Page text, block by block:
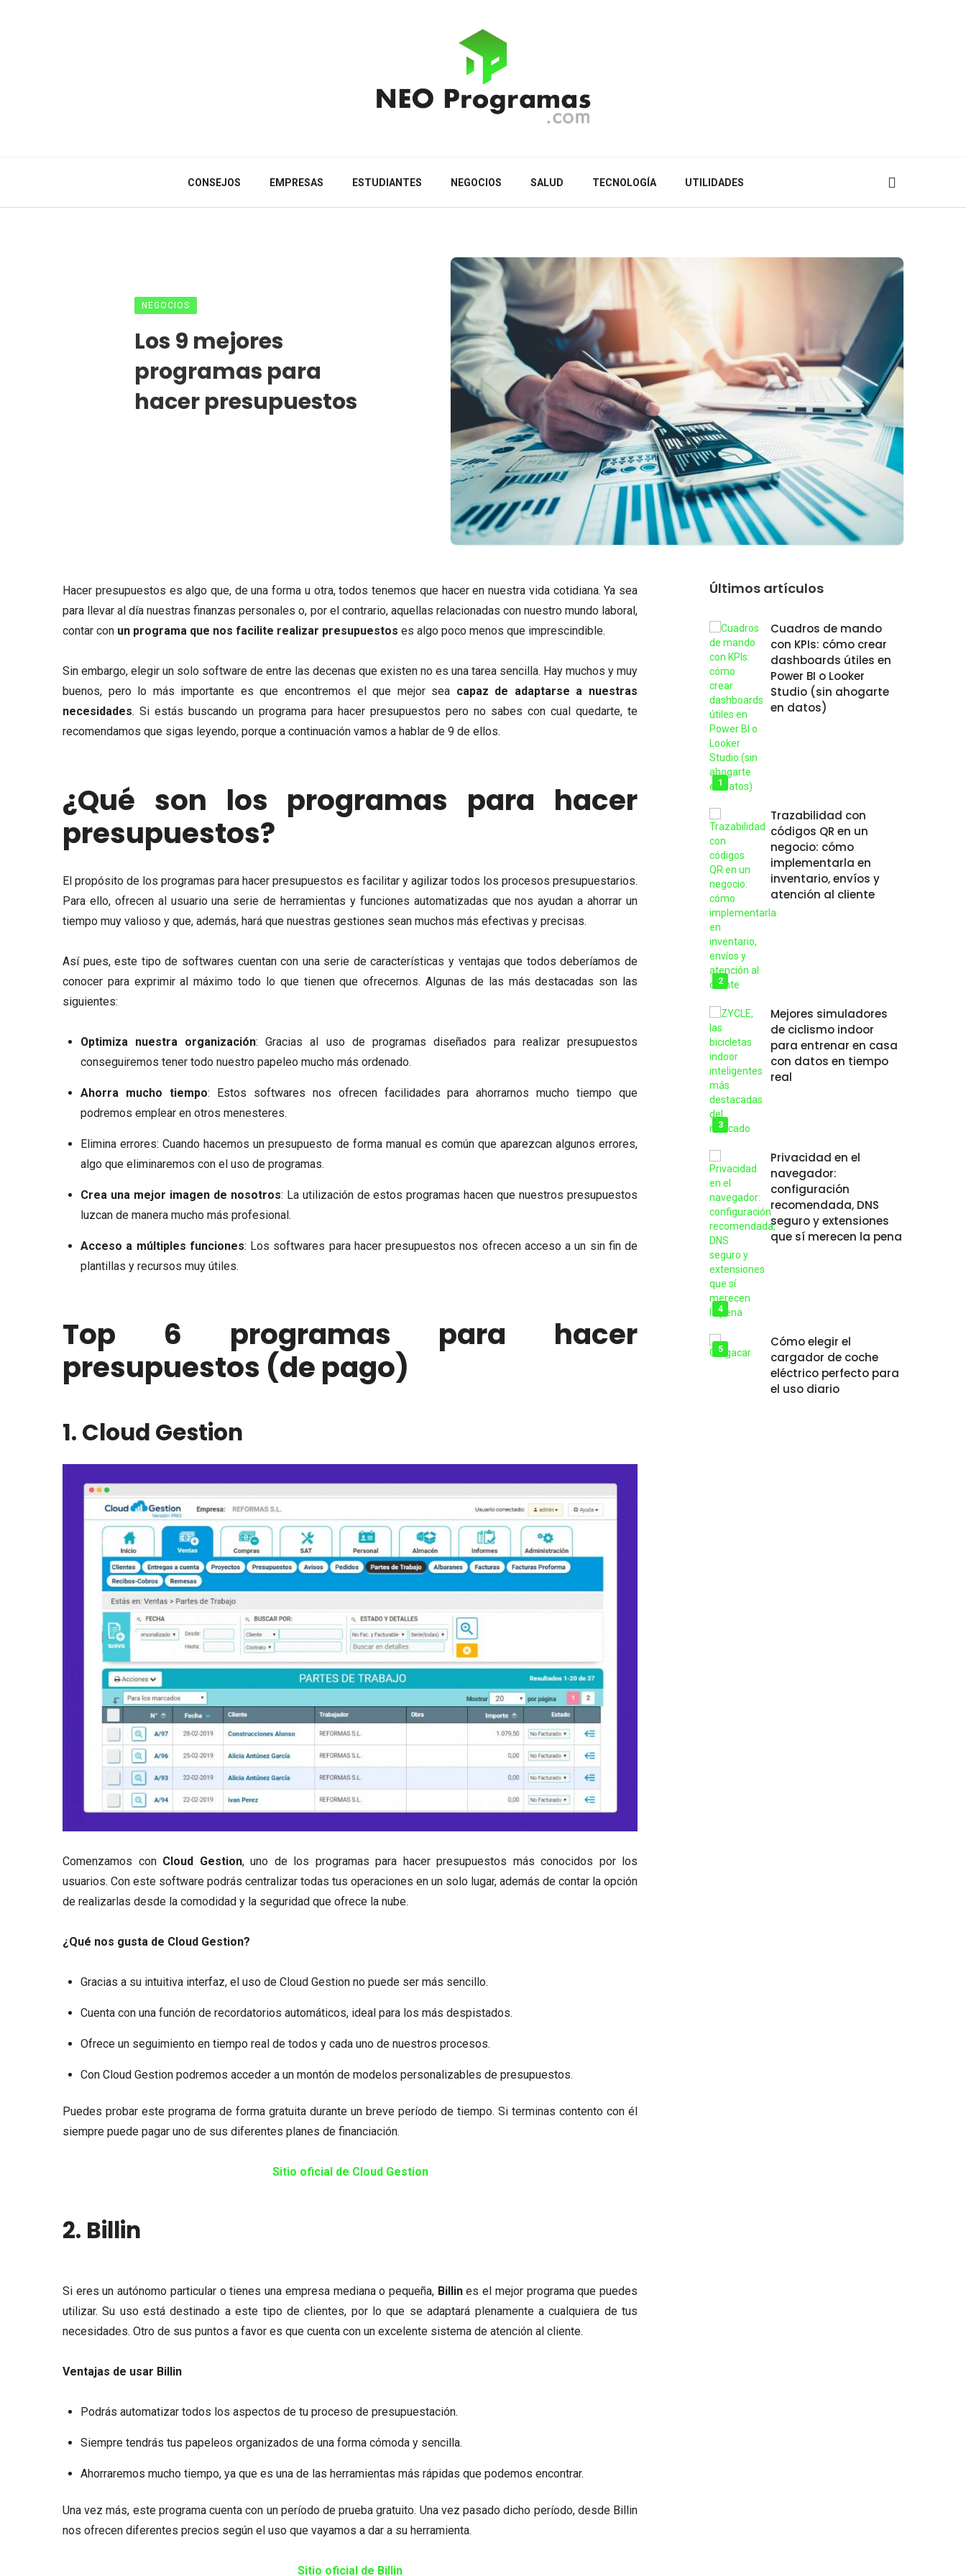
CONSEJOS EMPRESAS ESTUDIANTES NEGOCIOS SALUD TECNOLOGÍA UTILIDADES
NEGOCIOS
Los 9 mejores
programas para
hacer presupuestos
Hacer presupuestos es algo que, de una forma u otra, todos tenemos que hacer en nuestra vida cotidiana. Ya sea
para llevar al día nuestras finanzas personales o, por el contrario, aquellas relacionadas con nuestro mundo laboral,
contar con un programa que nos facilite realizar presupuestos es algo poco menos que imprescindible.
Sin embargo, elegir un solo software de entre las decenas que existen no es una tarea sencilla. Hay muchos y muy
buenos, pero lo más importante es que encontremos el que mejor sea capaz de adaptarse a nuestras
necesidades. Si estás buscando un programa para hacer presupuestos pero no sabes con cual quedarte, te
recomendamos que sigas leyendo, porque a continuación vamos a hablar de 9 de ellos.
¿Qué son los programas para hacer
presupuestos?
El propósito de los programas para hacer presupuestos es facilitar y agilizar todos los procesos presupuestarios.
Para ello, ofrecen al usuario una serie de herramientas y funciones automatizadas que nos ayudan a ahorrar un
tiempo muy valioso y que, además, hará que nuestras gestiones sean muchos más efectivas y precisas.
Así pues, este tipo de softwares cuentan con una serie de características y ventajas que todos deberíamos de
conocer para exprimir al máximo todo lo que tienen que ofrecernos. Algunas de las más destacadas son las
siguientes:
Optimiza nuestra organización: Gracias al uso de programas diseñados para realizar presupuestos
conseguiremos tener todo nuestro papeleo mucho más ordenado.
Ahorra mucho tiempo: Estos softwares nos ofrecen facilidades para ahorrarnos mucho tiempo que
podremos emplear en otros menesteres.
Elimina errores: Cuando hacemos un presupuesto de forma manual es común que aparezcan algunos errores,
algo que eliminaremos con el uso de programas.
Crea una mejor imagen de nosotros: La utilización de estos programas hacen que nuestros presupuestos
luzcan de manera mucho más profesional.
Acceso a múltiples funciones: Los softwares para hacer presupuestos nos ofrecen acceso a un sin fin de
plantillas y recursos muy útiles.
Top 6 programas para hacer
presupuestos (de pago)
1. Cloud Gestion
Comenzamos conCloud Gestion, uno de los programas para hacer presupuestos más conocidos por los
usuarios. Con este software podrás centralizar todas tus operaciones en un solo lugar, además de contar la opción
de realizarlas desde la comodidad y la seguridad que ofrece la nube.
¿Qué nos gusta de Cloud Gestion?
Gracias a su intuitiva interfaz, el uso de Cloud Gestion no puede ser más sencillo.
Cuenta con una función de recordatorios automáticos, ideal para los más despistados.
Ofrece un seguimiento en tiempo real de todos y cada uno de nuestros procesos.
Con Cloud Gestion podremos acceder a un montón de modelos personalizables de presupuestos.
Puedes probar este programa de forma gratuita durante un breve período de tiempo. Si terminas contento con él
siempre puede pagar uno de sus diferentes planes de financiación.
Sitio oficial de Cloud Gestion
2. Billin
Si eres un autónomo particular o tienes una empresa mediana o pequeña, Billines el mejor programa que puedes
utilizar. Su uso está destinado a este tipo de clientes, por lo que se adaptará plenamente a cualquiera de tus
necesidades. Otro de sus puntos a favor es que cuenta con un excelente sistema de atención al cliente.
Ventajas de usar Billin
Podrás automatizar todos los aspectos de tu proceso de presupuestación.
Siempre tendrás tus papeleos organizados de una forma cómoda y sencilla.
Ahorraremos mucho tiempo, ya que es una de las herramientas más rápidas que podemos encontrar.
Una vez más, este programa cuenta con un período de prueba gratuito. Una vez pasado dicho período, desde Billin
nos ofrecen diferentes precios según el uso que vayamos a dar a su herramienta.
Sitio oficial de Billin
Últimos artículos
Cuadros de mando
con KPIs: cómo crear
dashboards útiles en
Power BI o Looker
Studio (sin ahogarte
en datos)
Trazabilidad con
códigos QR en un
negocio: cómo
implementarla en
inventario, envíos y
atención al cliente
Mejores simuladores
de ciclismo indoor
para entrenar en casa
con datos en tiempo
real
Privacidad en el
navegador:
configuración
recomendada, DNS
seguro y extensiones
que sí merecen la pena
Cómo elegir el
cargador de coche
eléctrico perfecto para
el uso diario